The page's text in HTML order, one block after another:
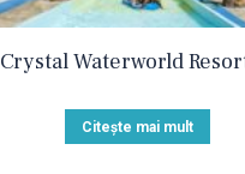
Crystal Waterworld
Citește mai mult